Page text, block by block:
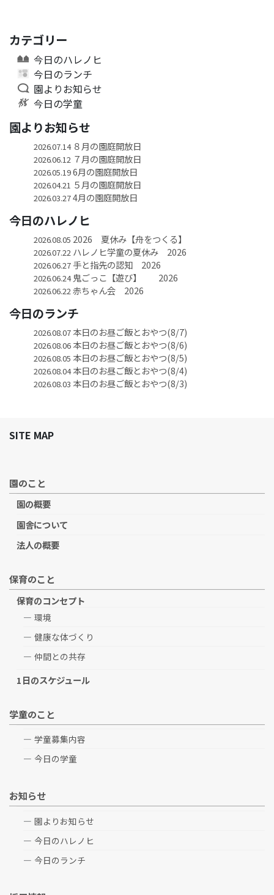
カテゴリー
今日のハレノヒ
今日のランチ
園よりお知らせ
今日の学童
園よりお知らせ
2026.07.14８月の園庭開放日
2026.06.12７月の園庭開放日
2026.05.196月の園庭開放日
2026.04.21 ５月の園庭開放日
2026.03.274月の園庭開放日
今日のハレノヒ
2026.08.05 2026 夏休み【舟をつくる】
2026.07.22ハレノヒ学童の夏休み 2026
2026.06.27手と指先の認知 2026
2026.06.24鬼ごっこ【遊び】 2026
2026.06.22赤ちゃん会 2026
今日のランチ
2026.08.07本日のお昼ご飯とおやつ(8/7)
2026.08.06本日のお昼ご飯とおやつ(8/6)
2026.08.05 本日のお昼ご飯とおやつ(8/5)
2026.08.04本日のお昼ご飯とおやつ(8/4)
2026.08.03 本日のお昼ご飯とおやつ(8/3)
SITE MAP
園のこと
園の概要
園舎について
法人の概要
保育のこと
保育のコンセプト
環境
健康な体づくり
仲間との共存
1日のスケジュール
学童のこと
学童募集内容
今日の学童
お知らせ
園よりお知らせ
今日のハレノヒ
今日のランチ